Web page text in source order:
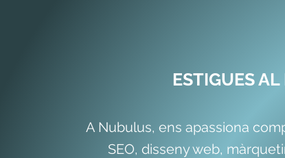
ESTIGUES
A Nubulus, ens apassiona
SEO, disseny web,